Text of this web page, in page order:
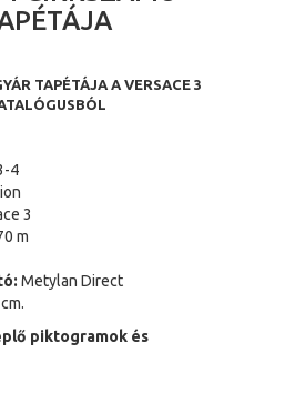
TAPÉTÁJA A VERSACE 3
4
3
m
Metylan Direct
piktogramok és